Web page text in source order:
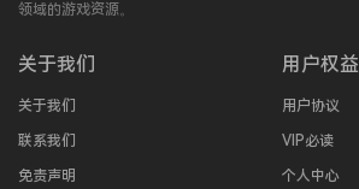
领域的游戏资源。
关于我们
关于我们
联系我们
免责声明
用户权益
用户协议
VIP必读
个人中心